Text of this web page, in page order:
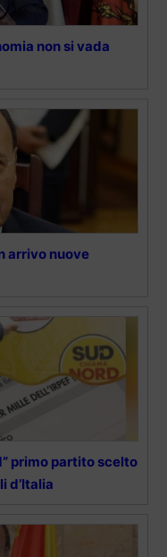
non si vada
arrivo nuove
primo partito scelto
d’Italia